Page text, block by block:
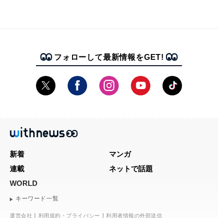
フォローして最新情報をGET!
新着
マンガ
連載
ネットで話題
WORLD
キーワード一覧
運営会社 利用規約・プライバシー 利用者情報の外部送信